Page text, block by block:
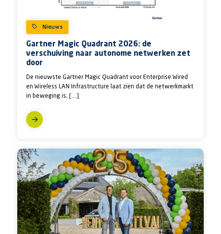
Nieuws
Gartner Magic Quadrant 2026: de
verschuiving naar autonome netwerken zet
door
De nieuwste Gartner Magic Quadrant voor Enterprise Wired
en Wireless LAN Infrastructure laat zien dat de netwerkmarkt
in beweging is. […]